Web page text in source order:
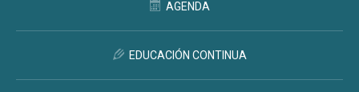
AGENDA
EDUCACIÓN CONTINUA